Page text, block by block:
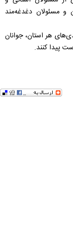
مسئولان دغدغه‌مند
هر استان، جوانان
پیدا کنند.